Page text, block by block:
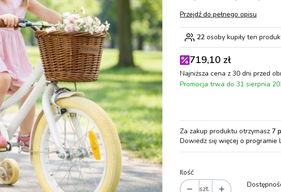
Przejdź do pełnego opisu
22 osoby kupiły ten
719,10 zł
Najniższa cena z 30 dni przed
Promocja trwa do 31 sierpnia
Za zakup produktu otrzymasz 7
Dowiedz się więcej o programie
Ilość
szt.